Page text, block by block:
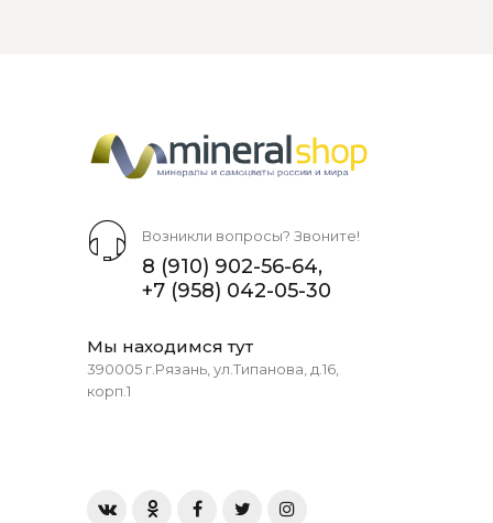
Возникли вопросы? Звоните!
8 (910) 902-56-64,
+7 (958) 042-05-30
Мы находимся тут
390005 г.Рязань, ул.Типанова, д.16,
корп.1